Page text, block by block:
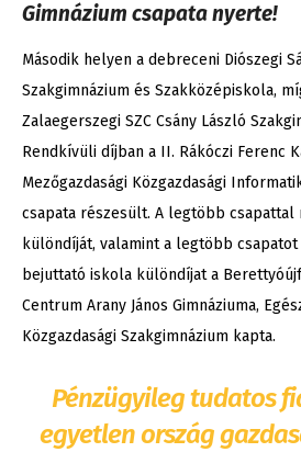
Gimnázium csapata nyerte!
Második helyen a debreceni Diószegi
Szakgimnázium és Szakközépiskola,
Zalaegerszegi SZC Csány László
Rendkívüli díjban a II. Rákóczi Ferenc
Mezőgazdasági Közgazdasági
csapata részesült. A legtöbb csapattal
különdíját, valamint a legtöbb
bejuttató iskola különdíjat a
Centrum Arany János Gimnáziuma,
Közgazdasági Szakgimnázium kapta.
Pénzügyileg tudatos
egyetlen ország